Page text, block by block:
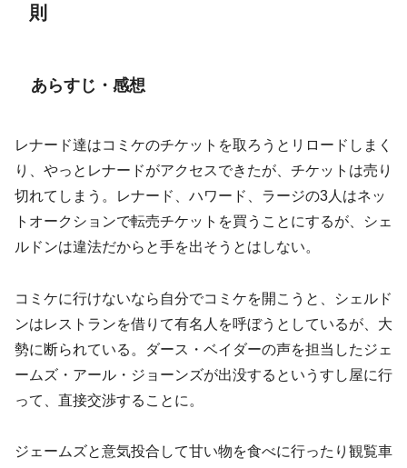
則
あらすじ・感想
レナード達はコミケのチケットを取ろうとリロードしまく
り、やっとレナードがアクセスできたが、チケットは売り
切れてしまう。レナード、ハワード、ラージの3人はネッ
トオークションで転売チケットを買うことにするが、シェ
ルドンは違法だからと手を出そうとはしない。
コミケに行けないなら自分でコミケを開こうと、シェルド
ンはレストランを借りて有名人を呼ぼうとしているが、大
勢に断られている。ダース・ベイダーの声を担当したジェ
ームズ・アール・ジョーンズが出没するというすし屋に行
って、直接交渉することに。
ジェームズと意気投合して甘い物を食べに行ったり観覧車